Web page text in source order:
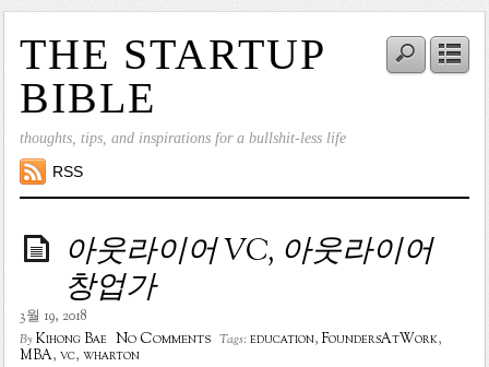
THE STARTUP
BIBLE
thoughts, tips, and inspirations for a bullshit-less life
RSS
아웃라이어 VC, 아웃라이어
창업가
3월 19, 2018
ByKihong Bae No Comments Tags:education, FoundersAtWork,
MBA, vc, wharton